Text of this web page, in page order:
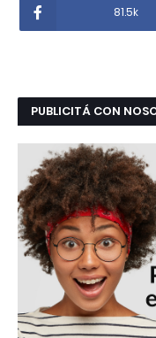
81.5k
PUBLICITÁ CON